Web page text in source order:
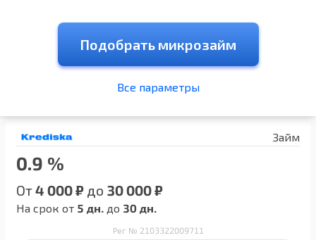
Подобрать микрозайм
Все параметры
Займ
0.9 %
От4 000 ₽ до 30 000 ₽
На срок от 5 дн. до 30 дн.
Рег № 2103322009711